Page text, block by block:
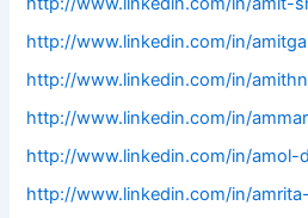
http://www.linkedin.com/in/
http://www.linkedin.com/in/
http://www.linkedin.com/in/
http://www.linkedin.com/in/amol-
http://www.linkedin.com/in/